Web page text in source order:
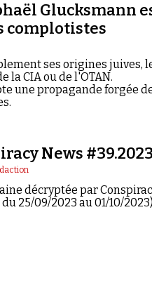
Glucksmann
complotistes
ses origines juives,
la CIA ou de l'OTAN.
une propagande forgée
News #39.2023
décryptée par
25/09/2023 au 01/10/